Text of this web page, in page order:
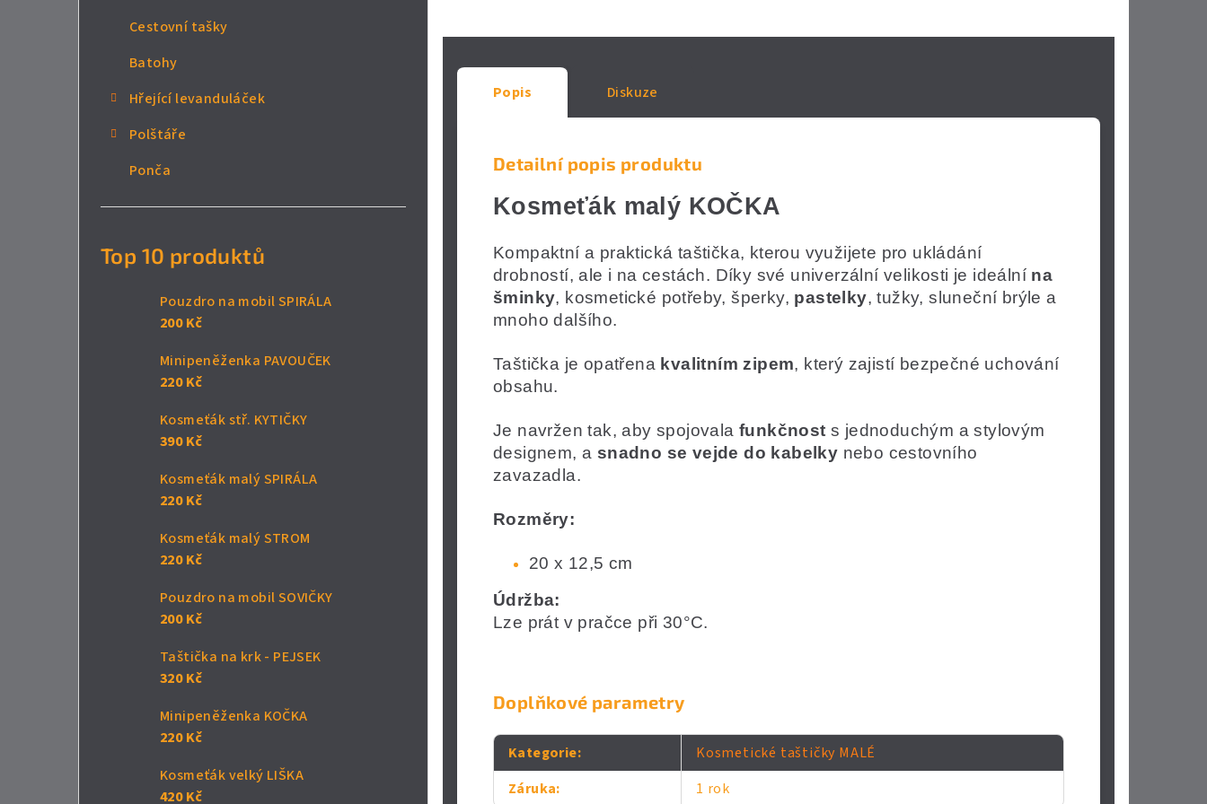
Cestovní tašky
Batohy
Hřející levanduláček
Polštáře
Ponča
Top 10 produktů
Pouzdro na mobil SPIRÁLA
200 Kč
Minipeněženka PAVOUČEK
220 Kč
Kosmeťák stř. KYTIČKY
390 Kč
Kosmeťák malý SPIRÁLA
220 Kč
Kosmeťák malý STROM
220 Kč
Pouzdro na mobil SOVIČKY
200 Kč
Taštička na krk - PEJSEK
320 Kč
Minipeněženka KOČKA
220 Kč
Kosmeťák velký LIŠKA
420 Kč
Popis Diskuze
Detailní popis produktu
Kosmeťák malý KOČKA
Kompaktní a praktická taštička, kterou využijete pro ukládání
drobností, ale i na cestách. Díky své univerzální velikosti je ideální na
šminky, kosmetické potřeby, šperky, pastelky, tužky, sluneční brýle a
mnoho dalšího.
Taštička je opatřena kvalitním zipem, který zajistí bezpečné uchování
obsahu.
Je navržen tak, aby spojovala funkčnost s jednoduchým a stylovým
designem, a snadno se vejde do kabelky nebo cestovního
zavazadla.
Rozměry:
20 x 12,5 cm
Údržba:
Lze prát v pračce při 30°C.
Doplňkové parametry
Kategorie:
Kosmetické taštičky MALÉ
Záruka: 1 rok